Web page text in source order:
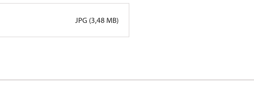
JPG (3,48 MB)